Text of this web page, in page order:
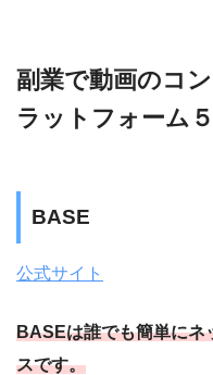
副業で動画のコ
ラットフォーム
BASE
公式サイト
BASEは誰でも簡単にネ
スです。